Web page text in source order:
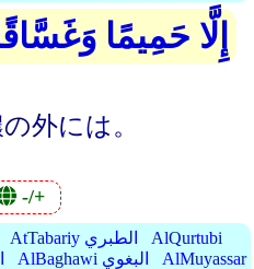
إِلَّا حَمِيمًا
外には。
-/+
AtTabariy الطبري
AlQurtubi
AlBaghawi البغوي
AlMuyassar